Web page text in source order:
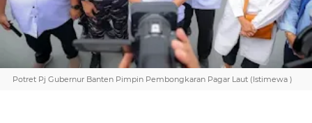
Potret Pj Gubernur Banten Pimpin Pembongkaran Pagar Laut (Istimewa )